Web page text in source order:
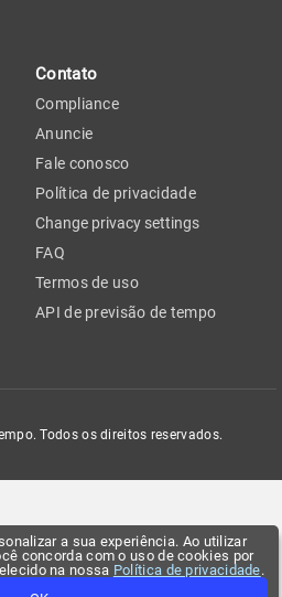
a sua experiência. Ao utilizar
concorda com o uso de cookies por
na nossa Política de privacidade.
Contato
Compliance
Anuncie
Fale conosco
Política de privacidade
Change privacy settings
FAQ
Termos de uso
API de previsão de tempo
Todos os direitos reservados.